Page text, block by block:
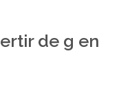
de g en